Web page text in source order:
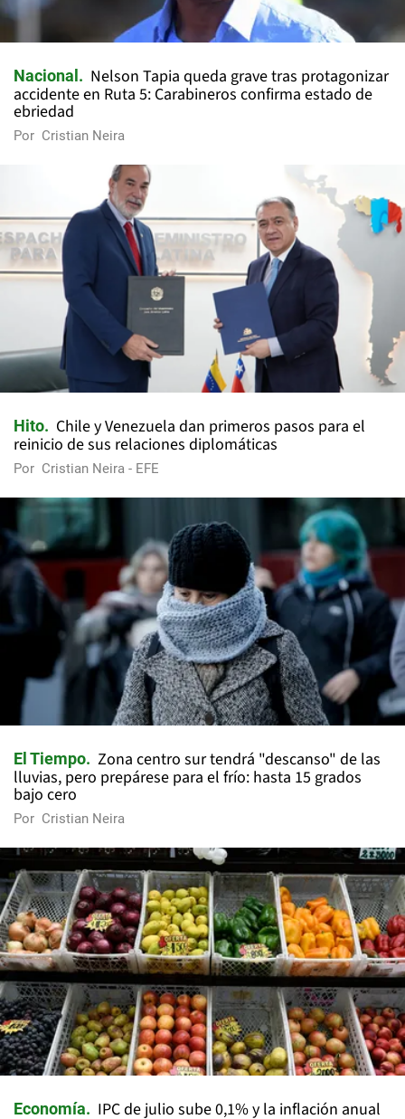
Nacional
Nelson Tapia queda grave tras protagonizar
accidente en Ruta 5: Carabineros confirma estado de
ebriedad
Por Cristian Neira
Hito
Chile y Venezuela dan primeros pasos para el
reinicio de sus relaciones diplomáticas
Por Cristian Neira - EFE
El Tiempo
Zona centro sur tendrá "descanso" de las
lluvias, pero prepárese para el frío: hasta 15 grados
bajo cero
Por Cristian Neira
Economía
IPC de julio sube 0,1% y la inflación anual